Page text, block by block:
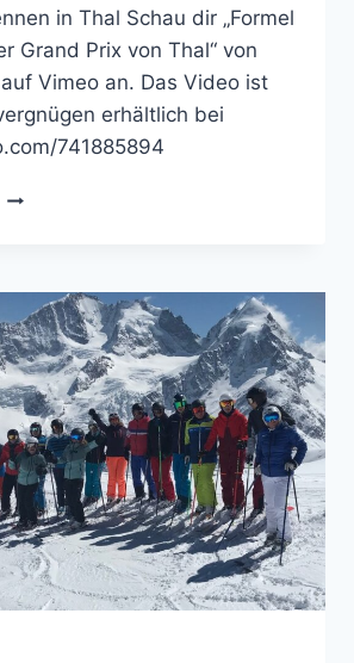
in Thal Schau dir „Formel
Grand Prix von Thal“ von
Vimeo an. Das Video ist
erhältlich bei
741885894
ZEITMESSUNG